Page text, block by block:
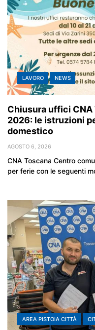
LAVORO NEWS
Chiusura uffici
2026: le istruzioni
domestico
AGOSTO 6, 2026
CNA Toscana Centro
per ferie con le seguenti
AREA PISTOIA CITTÀ